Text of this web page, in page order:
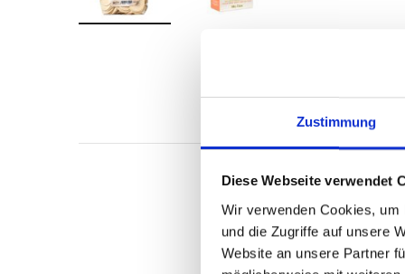
Zustimmung
Diese Webseite verwendet
Wir verwenden Cookies,
und die Zugriffe auf unsere
Website an unsere Partner
Trocknen ausgelegt
Sie sind eine